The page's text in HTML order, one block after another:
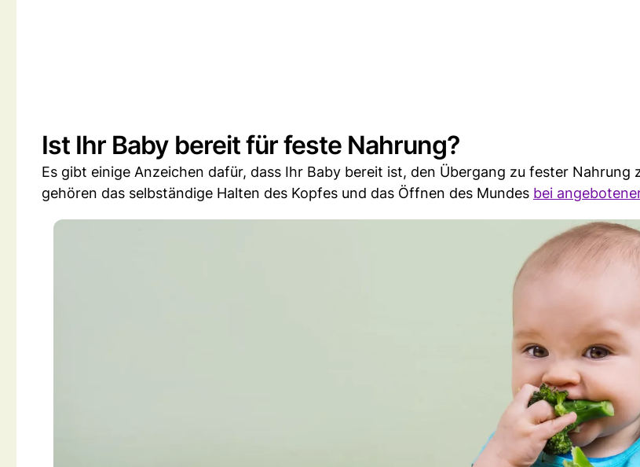
Ist Ihr Baby bereit für feste Nahrung?
Es gibt einige Anzeichen dafür, dass Ihr Baby bereit ist, den Übergang zu fester Nahrung
gehören das selbständige Halten des Kopfes und das Öffnen des Mundes bei